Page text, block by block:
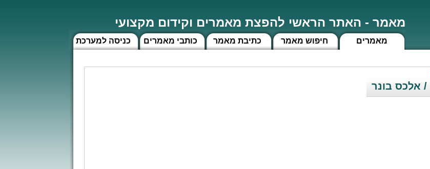
מאמר - האתר הראשי להפצת מאמרים וקידום מקצועי
כניסה למערכת כותבי מאמרים כתיבת מאמר חיפוש מאמר מאמרים
/ אלכס בונר